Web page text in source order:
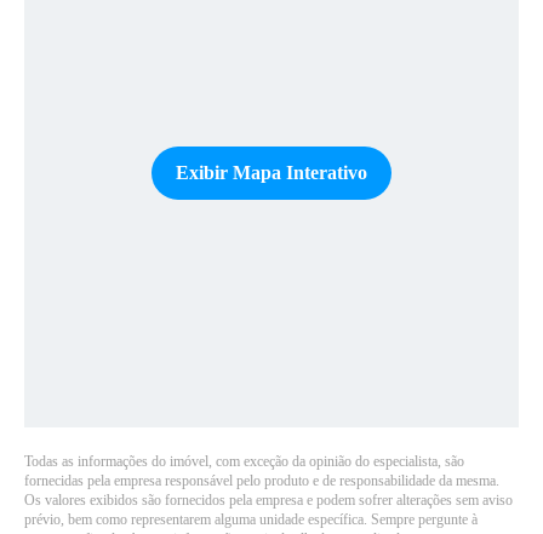
Exibir Mapa Interativo
Todas as informações do imóvel, com exceção da opinião do especialista, são
fornecidas pela empresa responsável pelo produto e de responsabilidade da mesma.
Os valores exibidos são fornecidos pela empresa e podem sofrer alterações sem aviso
prévio, bem como representarem alguma unidade específica. Sempre pergunte à